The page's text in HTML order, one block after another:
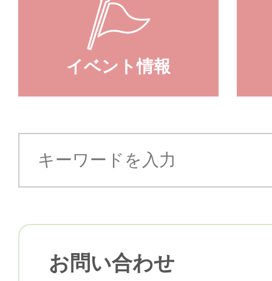
イベント情報
お問い合わせ